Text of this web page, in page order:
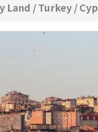
Land / Turkey /